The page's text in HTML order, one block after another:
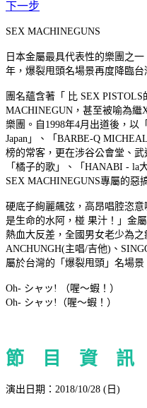
下一步
SEX MACHINEGUNS
日本金屬最具代表性的樂團之一
年 ，爆裂甩頭名場景再度降臨台
團名蘊含著「 比 SEX
MACHINEGUN，甚至被喻為繼
樂團。自1998年4月出道後，以
Japan」、「BARBE-Q
榜的常客，更在涉谷公會堂、 武
「橘子的歌」、「HANABI - la
SEX MACHINEGUNS專屬的惡
硬底子絢麗飆弦，高昂唱腔恣意
是生命的水阿，椪 果汁！」金
熱血大反差，全國男女老少為
ANCHUNGH(主唱/吉他)、
屬於台灣的「爆裂甩頭」名場景
Oh- シャッ! （喔～蝦！）
Oh- シャッ!（喔～蝦！）
節 目 資 訊
演出日期：2018/10/28 (日)